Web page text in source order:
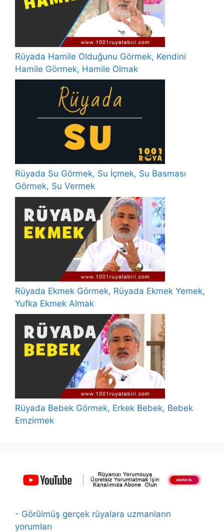
Rüyada Hamile Olduğunu Görmek, Kendini
Hamile Görmek, Hamile Olmak
Rüyada Su Görmek, Su İçmek, Su Basması
Görmek, Su Vermek
Rüyada Ekmek Görmek, Rüyada Ekmek Yemek,
Yufka Ekmek Almak
Rüyada Bebek Görmek, Erkek Bebek, Bebek
Emzirmek
- Görülmüş gerçek rüyalara uzmanların
yorumları